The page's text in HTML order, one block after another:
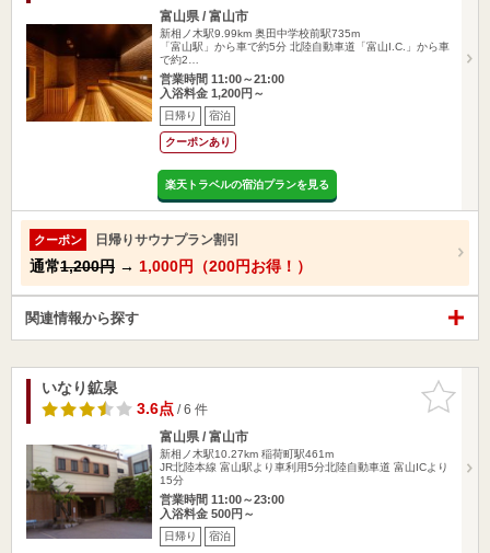
富山県 / 富山市
新相ノ木駅9.99km 奥田中学校前駅735m
「富山駅」から車で約5分 北陸自動車道「富山I.C.」から車
で約2…
営業時間 11:00～21:00
入浴料金 1,200円～
日帰り 宿泊
クーポンあり
楽天トラベルの宿泊プランを見る
クーポン 日帰りサウナプラン割引
通常1,200円 → 1,000円（200円お得！）
関連情報から探す
お気に入
りに追加
いなり鉱泉
3.6点/ 6 件
富山県 / 富山市
新相ノ木駅10.27km 稲荷町駅461m
JR北陸本線 富山駅より車利用5分北陸自動車道 富山ICより
15分
営業時間 11:00～23:00
入浴料金 500円～
日帰り 宿泊